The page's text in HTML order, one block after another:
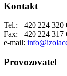
Kontakt
Tel.: +420 224 320
Fax: +420 224 317
e-mail:
Provozovatel